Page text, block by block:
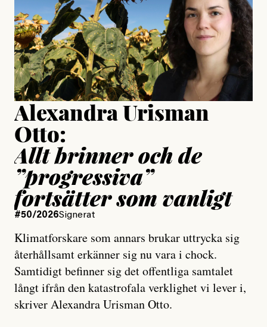
Jesper Lundby
Publicerad15 July, 2026
Uppdaterad15 July, 2026
Alexandra Urisman
Otto:
Allt brinner och de
”progressiva”
fortsätter som vanligt
#50/2026Signerat
Klimatforskare som annars brukar uttrycka sig
återhållsamt erkänner sig nu vara i chock.
Samtidigt befinner sig det offentliga samtalet
långt ifrån den katastrofala verklighet vi lever i,
skriver Alexandra Urisman Otto.